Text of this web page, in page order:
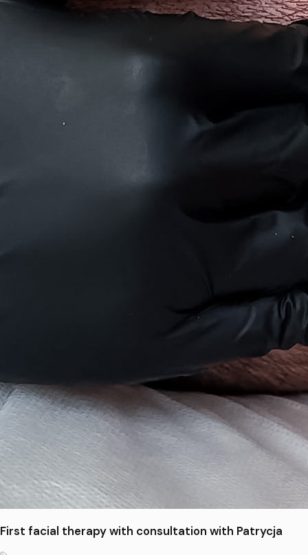
First facial therapy with consultation with Patrycja